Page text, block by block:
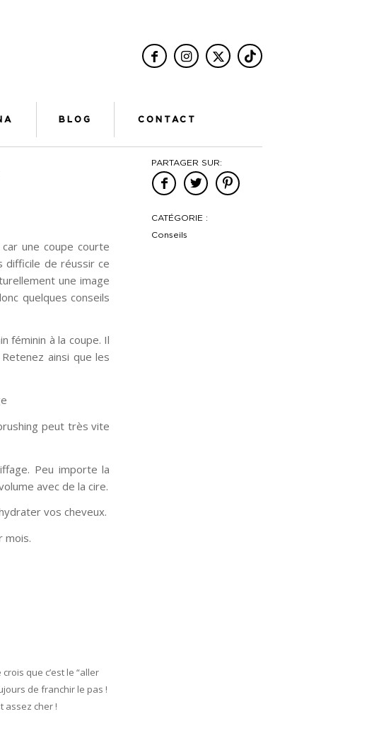
BLOG CONTACT
une coupe courte
difficile de réussir ce
une image
quelques conseils
féminin à la coupe. Il
ainsi que les
peut très vite
Peu importe la
avec de la cire.
vos cheveux.
mois.
que c’est le “aller
de franchir le pas !
assez cher !
PARTAGER SUR:
CATÉGORIE :
Conseils